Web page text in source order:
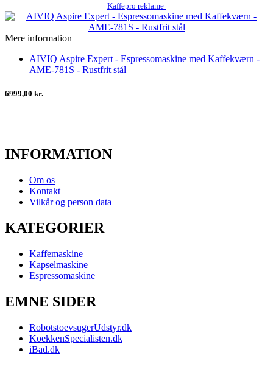
Kaffepro reklame
Mere information
AIVIQ Aspire Expert - Espressomaskine med Kaffekværn -
AME-781S - Rustfrit stål
6999,00 kr.
INFORMATION
Om os
Kontakt
Vilkår og person data
KATEGORIER
Kaffemaskine
Kapselmaskine
Espressomaskine
EMNE SIDER
RobotstoevsugerUdstyr.dk
KoekkenSpecialisten.dk
iBad.dk